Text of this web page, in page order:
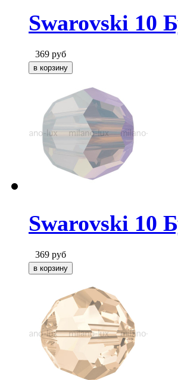
Swarovski 10
369 руб
Swarovski 10
369 руб